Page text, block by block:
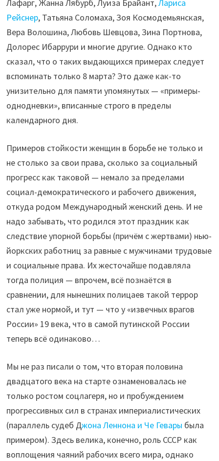
Лафарг, Жанна Лябурб, Луиза Брайант,Лариса
Рейснер, Татьяна Соломаха, Зоя Космодемьянская,
Вера Волошина, Любовь Шевцова, Зина Портнова,
Долорес Ибаррури и многие другие. Однако кто
сказал, что о таких выдающихся примерах следует
вспоминать только 8 марта? Это даже как-то
унизительно для памяти упомянутых — «примеры-
однодневки», вписанные строго в пределы
календарного дня.
Примеров стойкости женщин в борьбе не только и
не столько за свои права, сколько за социальный
прогресс как таковой — немало за пределами
социал-демократического и рабочего движения,
откуда родом Международный женский день. И не
надо забывать, что родился этот праздник как
следствие упорной борьбы (причём с жертвами) нью-
йоркских работниц за равные с мужчинами трудовые
и социальные права. Их жесточайше подавляла
тогда полиция — впрочем, всё познаётся в
сравнении, для нынешних полицаев такой террор
стал уже нормой, и тут — что у «извечных врагов
России» 19 века, что в самой путинской России
теперь всё одинаково…
Мы не раз писали о том, что вторая половина
двадцатого века на старте ознаменовалась не
только ростом соцлагеря, но и пробуждением
прогрессивных сил в странах империалистических
(параллель судеб Джона Леннона и Че Гевары была
примером). Здесь велика, конечно, роль СССР как
воплощения чаяний рабочих всего мира, однако